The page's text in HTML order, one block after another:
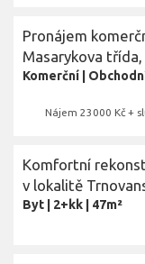
Pronájem
Masarykova
Komerční
Nájem 23000 Kč +
Komfortní
v lokalitě
Byt 2+kk 47m²